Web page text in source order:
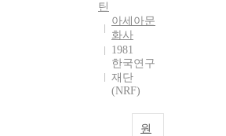
틴
아세아문
화사
1981
한국연구
재단
(NRF)
원